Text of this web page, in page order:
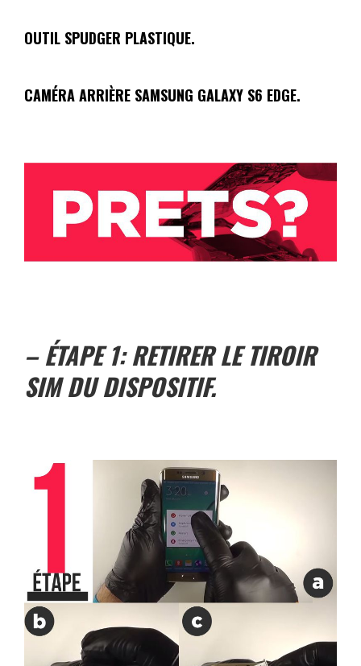
OUTIL SPUDGER PLASTIQUE.
CAMÉRA ARRIÈRE SAMSUNG GALAXY S6 EDGE.
– ÉTAPE 1: RETIRER LE TIROIR
SIM DU DISPOSITIF.